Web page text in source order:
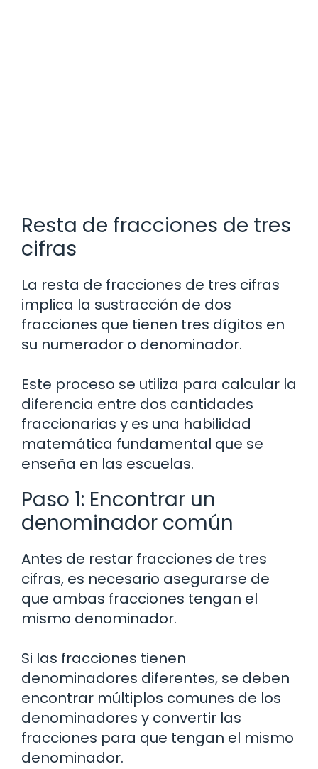
Resta de fracciones de tres
cifras
La resta de fracciones de tres cifras
implica la sustracción de dos
fracciones que tienen tres dígitos en
su numerador o denominador.
Este proceso se utiliza para calcular la
diferencia entre dos cantidades
fraccionarias y es una habilidad
matemática fundamental que se
enseña en las escuelas.
Paso 1: Encontrar un
denominador común
Antes de restar fracciones de tres
cifras, es necesario asegurarse de
que ambas fracciones tengan el
mismo denominador.
Si las fracciones tienen
denominadores diferentes, se deben
encontrar múltiplos comunes de los
denominadores y convertir las
fracciones para que tengan el mismo
denominador.